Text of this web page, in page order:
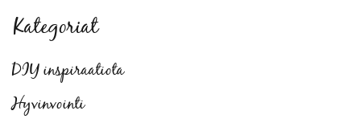
Kategoriat
DIY inspiraatiota
Hyvinvointi